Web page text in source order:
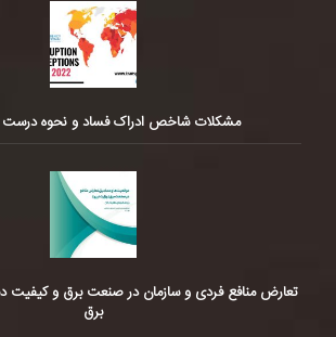
مشکلات شاخص ادراک فساد و نحوه درست
تعارض منافع فردی و سازمان در صنعت برق و کیفیت
برق